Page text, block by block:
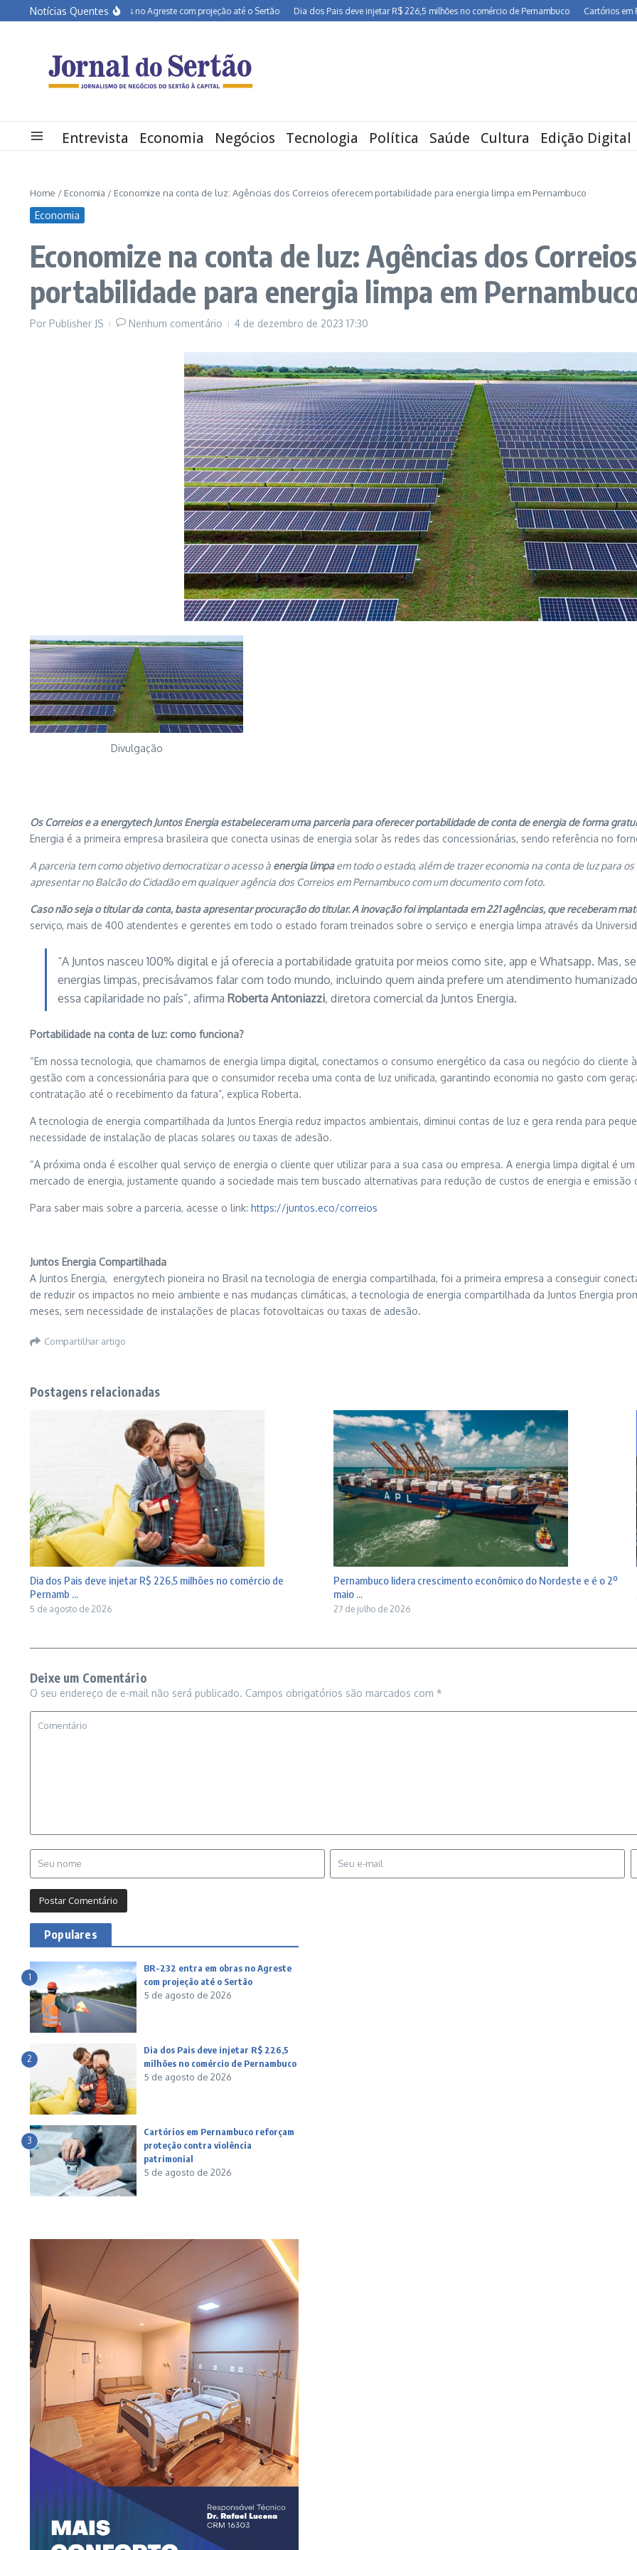
Ir para o conteúdo
Notícias Quentes
BR-232 entra em obras no Agreste com projeção até o Sertão Dia dos Pais deve injetar R$ 226,5 milhões no comércio de Pernambuco Cartórios em
Entrevista Economia Negócios Tecnologia Política Saúde Cultura Edição Digital
Home / Economia / Economize na conta de luz: Agências dos Correios oferecem portabilidade para energia limpa em Pernambuco
Economia
Economize na conta de luz: Agências dos
portabilidade para energia limpa em
Por Publisher JS Nenhum comentário 4 de dezembro de 2023 17:30
Divulgação
Os Correios e a energytech Juntos Energia estabeleceram uma parceria para oferecer portabilidade de conta de energia de forma
Energia é a primeira empresa brasileira que conecta usinas de energia solar às redes das concessionárias, sendo referência no
A parceria tem como objetivo democratizar o acesso à energia limpaem todo o estado, além de trazer economia na conta de luz para
apresentar no Balcão do Cidadão em qualquer agência dos Correios em Pernambuco com um documento com foto.
Caso não seja o titular da conta, basta apresentar procuração do titular. A inovação foi implantada em 221 agências, que receberam
serviço, mais de 400 atendentes e gerentes em todo o estado foram treinados sobre o serviço e energia limpa através da
“A Juntos nasceu 100% digital e já oferecia a portabilidade gratuita por meios como site, app e Whatsapp. Mas,
energias limpas, precisávamos falar com todo mundo, incluindo quem ainda prefere um atendimento
essa capilaridade no país”, afirma Roberta Antoniazzi, diretora comercial da Juntos Energia.
Portabilidade na conta de luz: como funciona?
“Em nossa tecnologia, que chamamos de energia limpa digital, conectamos o consumo energético da casa ou negócio do cliente
gestão com a concessionária para que o consumidor receba uma conta de luz unificada, garantindo economia no gasto com
contratação até o recebimento da fatura”, explica Roberta.
A tecnologia de energia compartilhada da Juntos Energia reduz impactos ambientais, diminui contas de luz e gera renda para
necessidade de instalação de placas solares ou taxas de adesão.
“A próxima onda é escolher qual serviço de energia o cliente quer utilizar para a sua casa ou empresa. A energia limpa digital é
mercado de energia, justamente quando a sociedade mais tem buscado alternativas para redução de custos de energia e emissão
Para saber mais sobre a parceria, acesse o link: https://juntos.eco/correios
Juntos Energia Compartilhada
A Juntos Energia, energytech pioneira no Brasil na tecnologia de energia compartilhada, foi a primeira empresa a conseguir
de reduzir os impactos no meio ambiente e nas mudanças climáticas, a tecnologia de energia compartilhada da Juntos Energia
meses, sem necessidade de instalações de placas fotovoltaicas ou taxas de adesão.
Compartilhar artigo
Postagens relacionadas
Dia dos Pais deve injetar R$ 226,5 milhões no comércio de
Pernamb ...
5 de agosto de 2026
Pernambuco lidera crescimento econômico do Nordeste e é o 2º
maio ...
27 de julho de 2026
Deixe um Comentário
O seu endereço de e-mail não será publicado. Campos obrigatórios são marcados com *
Populares
1
BR-232 entra em obras no Agreste
com projeção até o Sertão
5 de agosto de 2026
2
Dia dos Pais deve injetar R$ 226,5
milhões no comércio de Pernambuco
5 de agosto de 2026
3
Cartórios em Pernambuco reforçam
proteção contra violência
patrimonial
5 de agosto de 2026